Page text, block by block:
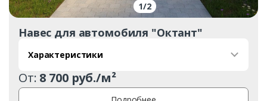
1/2
Навес для автомобиля "Октант"
Характеристики
От: 8 700 руб./м²